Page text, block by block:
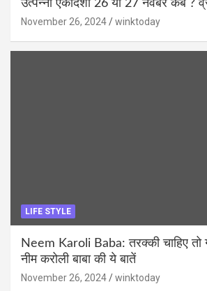
उत्पन्ना एकादशी 26 या 27 नवंबर कब ?
November 26, 2024 winktoday
LIFE STYLE
Neem Karoli Baba: तरक्की चाहिए तो
नीम करोली बाबा की ये बातें
November 26, 2024 winktoday